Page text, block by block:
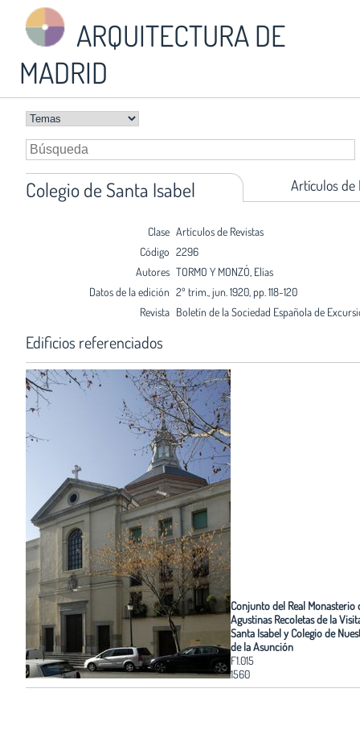
ARQUITECTURA DE
MADRID
Colegio de Santa Isabel Artículos de
Clase Artículos de Revistas
Código 2296
Autores TORMO Y MONZÓ, Elías
Datos de la edición 2º trim., jun. 1920, pp. 118-120
Revista Boletín de la Sociedad Española de
Edificios referenciados
Conjunto del Real Monasterio
Agustinas Recoletas de la
Santa Isabel y Colegio de
de la Asunción
F1.015
1560